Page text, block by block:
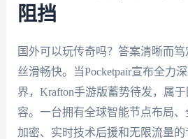
阻挡
国外可以玩传奇吗？答案清晰而
丝滑畅快。当Pocketpair宣布全力
界，Krafton手游版蓄势待发，属
容。一台拥有全球智能节点布局
加密、实时技术后援和无限流量